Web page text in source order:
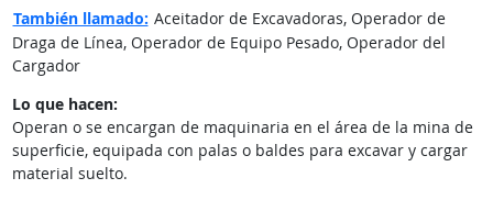
También llamado: Aceitador de Excavadoras, Operador de
Draga de Línea, Operador de Equipo Pesado, Operador del
Cargador
Lo que hacen:
Operan o se encargan de maquinaria en el área de la mina de
superficie, equipada con palas o baldes para excavar y cargar
material suelto.